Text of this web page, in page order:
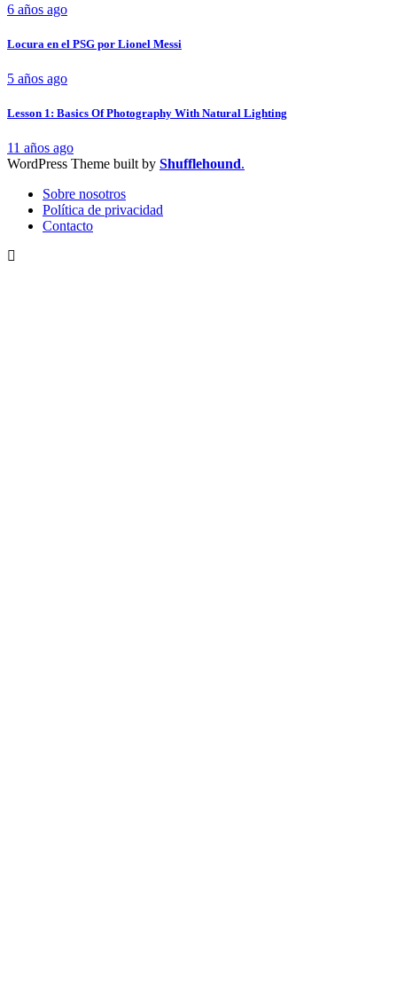
6 años ago
Locura en el PSG por Lionel Messi
5 años ago
Lesson 1: Basics Of Photography With Natural Lighting
11 años ago
WordPress Theme built by Shufflehound.
Sobre nosotros
Política de privacidad
Contacto